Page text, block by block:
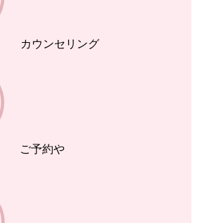
カウンセリング
ご予約や